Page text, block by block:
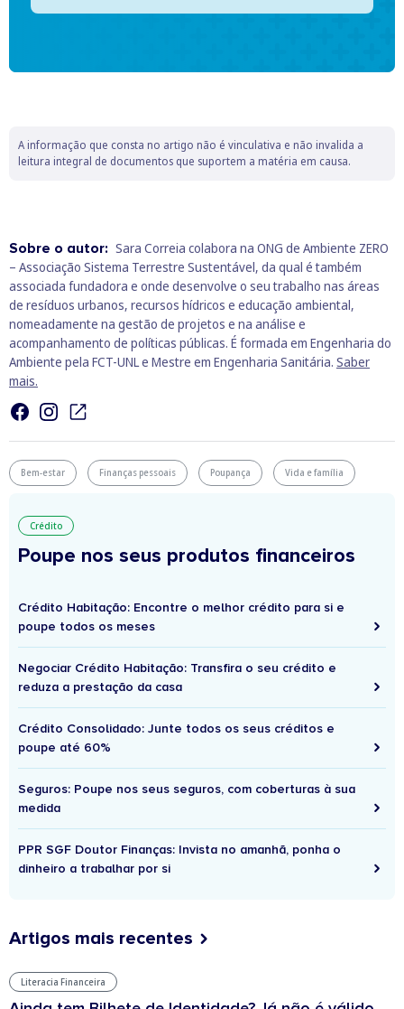
A informação que consta no artigo não é vinculativa e não invalida a
leitura integral de documentos que suportem a matéria em causa.
Sobre o autor: Sara Correia colabora na ONG de Ambiente ZERO
– Associação Sistema Terrestre Sustentável, da qual é também
associada fundadora e onde desenvolve o seu trabalho nas áreas
de resíduos urbanos, recursos hídricos e educação ambiental,
nomeadamente na gestão de projetos e na análise e
acompanhamento de políticas públicas. É formada em Engenharia do
Ambiente pela FCT-UNL e Mestre em Engenharia Sanitária. Saber
mais.
Bem-estar Finanças pessoais Poupança Vida e família
Crédito
Poupe nos seus produtos financeiros
Crédito Habitação: Encontre o melhor crédito para si e
poupe todos os meses
Negociar Crédito Habitação: Transfira o seu crédito e
reduza a prestação da casa
Crédito Consolidado: Junte todos os seus créditos e
poupe até 60%
Seguros: Poupe nos seus seguros, com coberturas à sua
medida
PPR SGF Doutor Finanças: Invista no amanhã, ponha o
dinheiro a trabalhar por si
Artigos mais recentes
Literacia Financeira